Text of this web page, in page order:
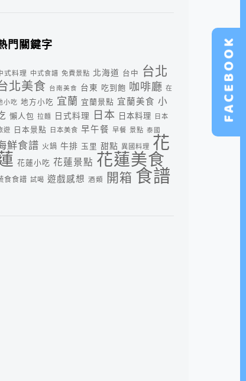
門關鍵字
式料理 中式食譜 免費景點 北海道 台中 台北
北美食 台南美食 台東 吃到飽 咖啡廳 在
小吃 地方小吃 宜蘭 宜蘭景點 宜蘭美食 小
懶人包 拉麵 日式料理 日本 日本料理
日本
遊
日本景點 日本美食 早午餐 早餐 景點 泰國
鮮食譜 火鍋 牛排 玉里 甜點 異國料理 花
花蓮小吃 花蓮景點 花蓮美食
食食譜 試喝 遊戲感想 酒類 開箱 食譜